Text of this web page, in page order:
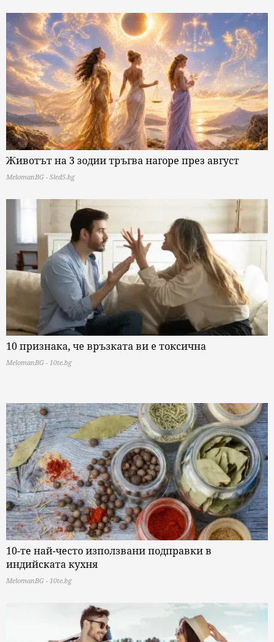
Животът на 3 зодии тръгва нагоре през август
MelomanBG - Sled5.bg
10 признака, че връзката ви е токсична
MelomanBG - 10te.bg
10-те най-често използвани подправки в
индийската кухня
MelomanBG - 10te.bg